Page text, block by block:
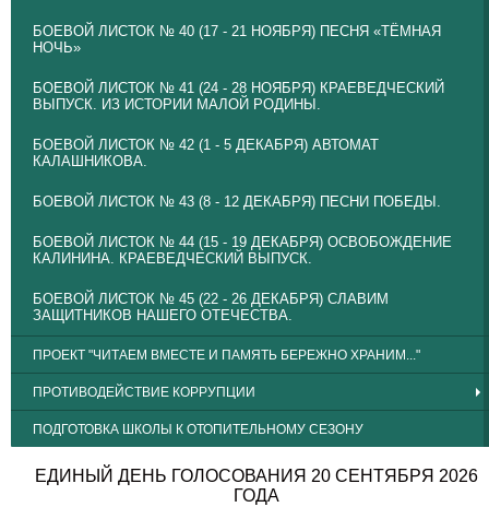
БОЕВОЙ ЛИСТОК № 40 (17 - 21 НОЯБРЯ) ПЕСНЯ «ТЁМНАЯ
НОЧЬ»
БОЕВОЙ ЛИСТОК № 41 (24 - 28 НОЯБРЯ) КРАЕВЕДЧЕСКИЙ
ВЫПУСК. ИЗ ИСТОРИИ МАЛОЙ РОДИНЫ.
БОЕВОЙ ЛИСТОК № 42 (1 - 5 ДЕКАБРЯ) АВТОМАТ
КАЛАШНИКОВА.
БОЕВОЙ ЛИСТОК № 43 (8 - 12 ДЕКАБРЯ) ПЕСНИ ПОБЕДЫ.
БОЕВОЙ ЛИСТОК № 44 (15 - 19 ДЕКАБРЯ) ОСВОБОЖДЕНИЕ
КАЛИНИНА. КРАЕВЕДЧЕСКИЙ ВЫПУСК.
БОЕВОЙ ЛИСТОК № 45 (22 - 26 ДЕКАБРЯ) СЛАВИМ
ЗАЩИТНИКОВ НАШЕГО ОТЕЧЕСТВА.
ПРОЕКТ "ЧИТАЕМ ВМЕСТЕ И ПАМЯТЬ БЕРЕЖНО ХРАНИМ..."
ПРОТИВОДЕЙСТВИЕ КОРРУПЦИИ
ПОДГОТОВКА ШКОЛЫ К ОТОПИТЕЛЬНОМУ СЕЗОНУ
ЕДИНЫЙ ДЕНЬ ГОЛОСОВАНИЯ 20 СЕНТЯБРЯ 2026
ГОДА